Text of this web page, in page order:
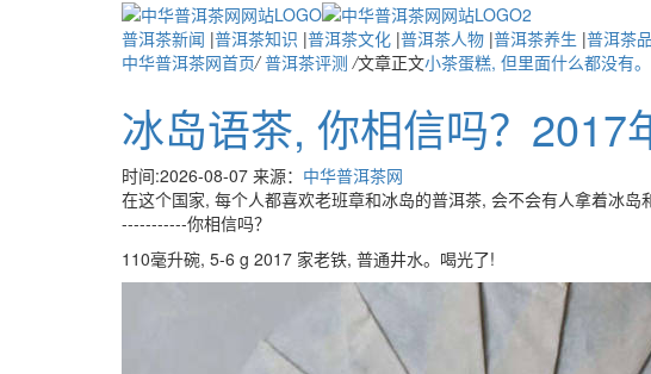
普洱茶新闻 |普洱茶知识 |普洱茶文化 |普洱茶人物 |普洱茶养生 |普洱茶
中华普洱茶网首页/ 普洱茶评测 /文章正文小茶蛋糕, 但里面什么都没有。
冰岛语茶, 你相信吗？2017
时间:2026-08-07 来源： 中华普洱茶网
在这个国家, 每个人都喜欢老班章和冰岛的普洱茶, 会不会有人拿着冰
-----------你相信吗？
110毫升碗, 5-6 g 2017 家老铁, 普通井水。喝光了!